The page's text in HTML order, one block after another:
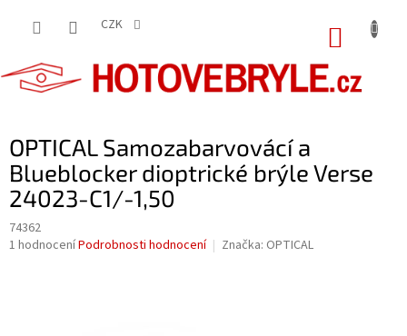
CZK
OPTICAL Samozabarvovácí a
Blueblocker dioptrické brýle Verse
24023-C1/-1,50
74362
Průměrné
1 hodnoceníPodrobnosti hodnocení Značka: OPTICAL